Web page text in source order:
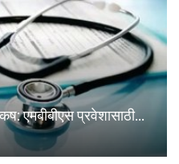
एमबीबीएस प्रवेशासाठी...